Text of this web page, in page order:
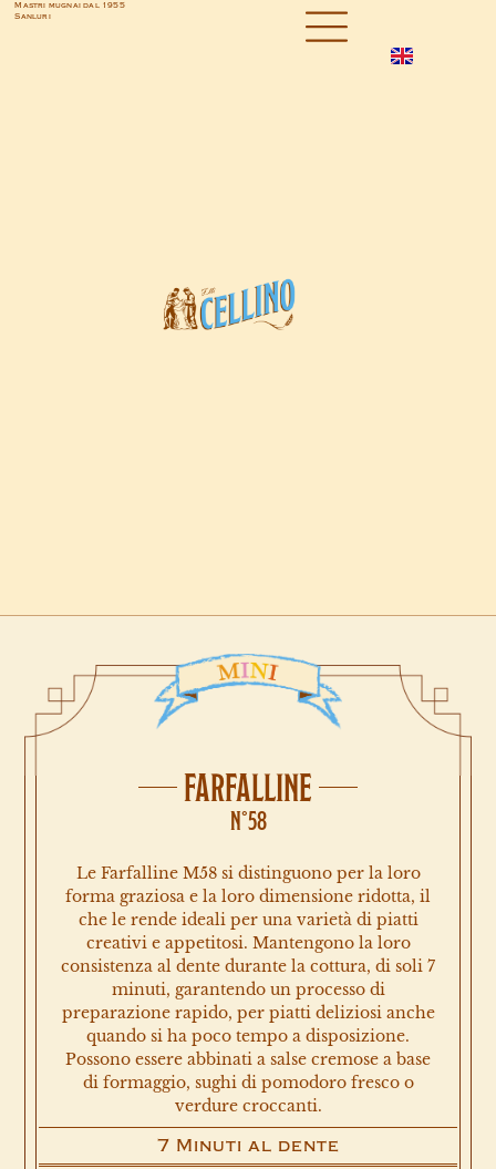
Mastri mugnai dal 1955
Sanluri
FARFALLINE
N°58
Le Farfalline M58 si distinguono per la loro
forma graziosa e la loro dimensione ridotta, il
che le rende ideali per una varietà di piatti
creativi e appetitosi. Mantengono la loro
consistenza al dente durante la cottura, di soli 7
minuti, garantendo un processo di
preparazione rapido, per piatti deliziosi anche
quando si ha poco tempo a disposizione.
Possono essere abbinati a salse cremose a base
di formaggio, sughi di pomodoro fresco o
verdure croccanti.
7 Minuti al dente